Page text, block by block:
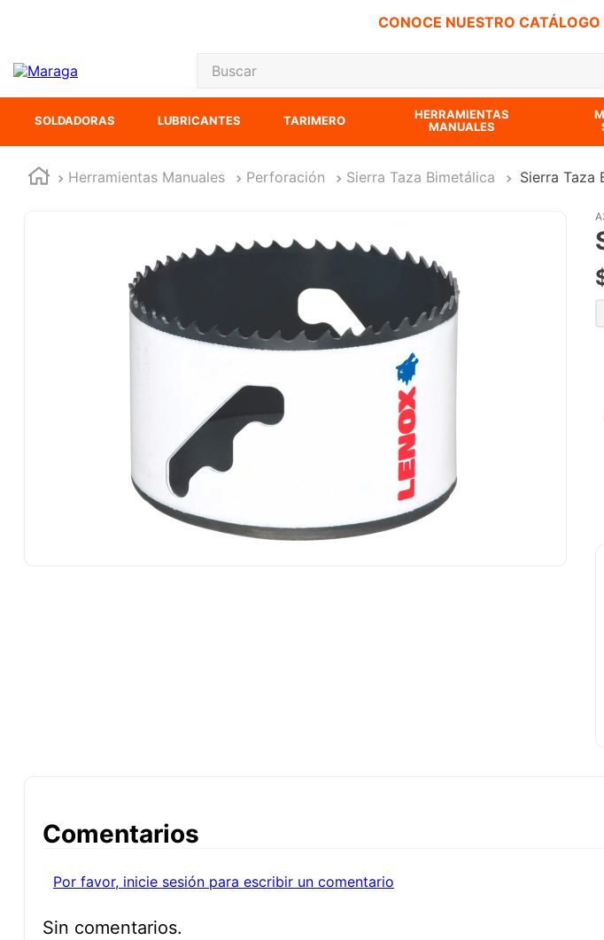
CONOCE NUESTRO
Buscar
SOLDADORAS LUBRICANTES TARIMERO
HERRAMIENTAS
MANUALES
Herramientas Manuales Perforación Sierra Taza Bimetálica Sierra Taza
Comentarios
Por favor, inicie sesión para escribir un comentario
Sin comentarios.
TÉRMINOS MÁS BUSCADOS
sierra sable
6.
esmeriladora
7.
lenox
8.
clavos